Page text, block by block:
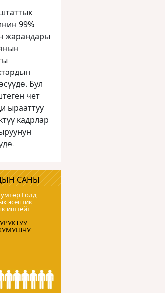
99%
жарандары
Бул
чет
ырааттуу
кадрлар
САНЫ
Голд
эсептик
иштейт